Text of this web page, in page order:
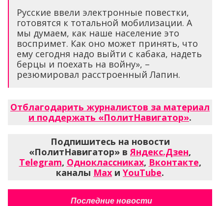
Русские ввели электронные повестки,
готовятся к тотальной мобилизации. А
мы думаем, как наше население это
воспримет. Как оно может принять, что
ему сегодня надо выйти с кабака, надеть
берцы и поехать на войну», –
резюмировал расстроенный Лапин.
Отблагодарить журналистов за материал
и поддержать «ПолитНавигатор».
Подпишитесь на новости
«ПолитНавигатор» вЯндекс.Дзен,
Telegram, Одноклассниках, Вконтакте,
каналы Max и YouTube.
Последние новости